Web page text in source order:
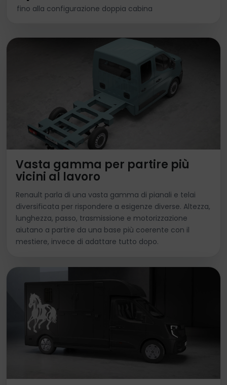
fino alla configurazione doppia cabina
Vasta gamma per partire più
vicini al lavoro
Renault parla di una vasta gamma di pianali e telai
diversificata per rispondere a esigenze diverse. Altezza,
lunghezza, passo, trasmissione e motorizzazione
aiutano a partire da una base più coerente con il
mestiere, invece di adattare tutto dopo.